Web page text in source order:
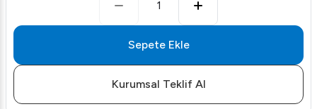
1
Sepete Ekle
Kurumsal Teklif Al